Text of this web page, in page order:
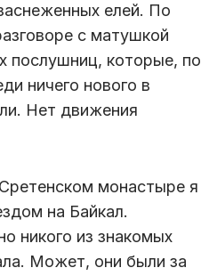
елей. По
с матушкой
послушниц, которые, по
ничего нового в
Нет движения
монастыре я
на Байкал.
никого из знакомых
Может, они были за